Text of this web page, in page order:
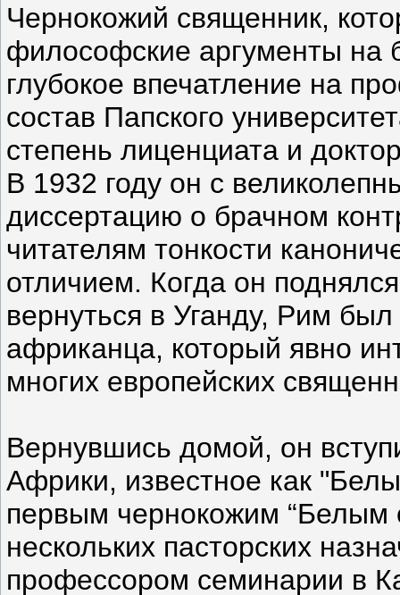
Чернокожий священник,
философские аргументы на
глубокое впечатление на
состав Папского
степень лиценциата и
В 1932 году он с
диссертацию о брачном
читателям тонкости
отличием. Когда он
вернуться в Уганду, Рим
африканца, который явно
многих европейских
Вернувшись домой, он
Африки, известное как
первым чернокожим “Белым
нескольких пасторских
профессором семинарии в